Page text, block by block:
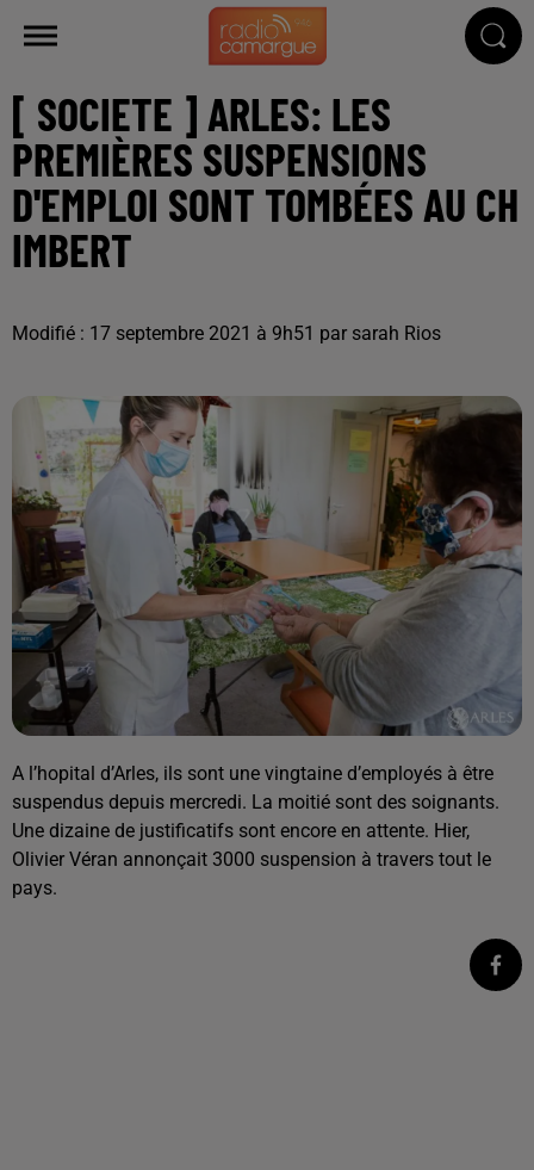
[ SOCIETE ] ARLES: LES
PREMIÈRES SUSPENSIONS
D'EMPLOI SONT TOMBÉES AU CH
IMBERT
Modifié : 17 septembre 2021 à 9h51 par sarah Rios
A l’hopital d’Arles, ils sont une vingtaine d’employés à être
suspendus depuis mercredi. La moitié sont des soignants.
Une dizaine de justificatifs sont encore en attente. Hier,
Olivier Véran annonçait 3000 suspension à travers tout le
pays.